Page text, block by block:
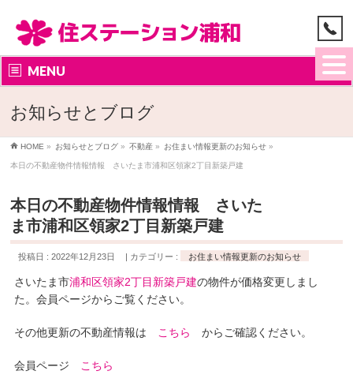
MENU
お知らせとブログ
HOME » お知らせとブログ » 不動産 » お住まい情報更新のお知らせ »
本日の不動産物件情報情報 さいたま市浦和区領家2丁目新築戸建
本日の不動産物件情報情報 さいた
ま市浦和区領家2丁目新築戸建
投稿日 : 2022年12月23日 カテゴリー : お住まい情報更新のお知らせ
さいたま市浦和区領家2丁目新築戸建の物件が価格変更しまし
た。会員ページからご覧ください。
その他更新の不動産情報は こちら からご確認ください。
会員ページ こちら